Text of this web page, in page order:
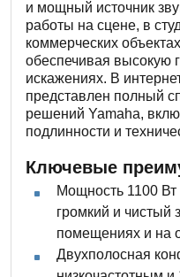
и мощный источник
работы на сцене, в
коммерческих
обеспечивая высокую
искажениях. В
представлен полный
решений Yamaha,
подлинности и
Ключевые
Мощность 1100
громкий и чистый
помещениях и на
Двухполосная